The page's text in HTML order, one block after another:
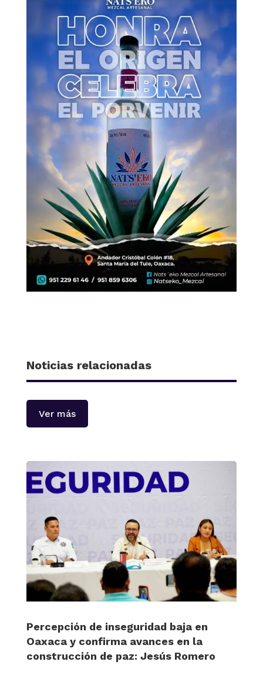
Noticias relacionadas
Ver más
Percepción de inseguridad baja en
Oaxaca y confirma avances en la
construcción de paz: Jesús Romero